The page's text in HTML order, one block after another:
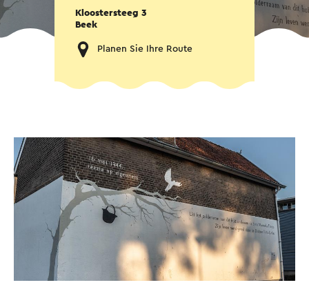
Kloostersteeg 3
Beek
Planen Sie Ihre Route